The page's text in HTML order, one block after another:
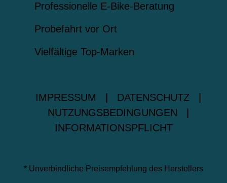
Professionelle E-Bike-Beratung
Probefahrt vor Ort
Vielfältige Top-Marken
IMPRESSUM DATENSCHUTZ
NUTZUNGSBEDINGUNGEN
INFORMATIONSPFLICHT
* Unverbindliche Preisempfehlung des Herstellers